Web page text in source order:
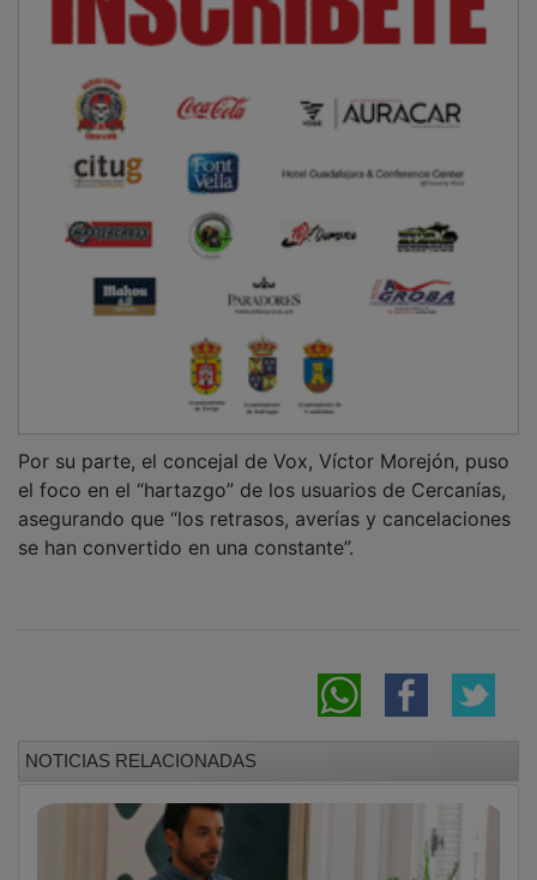
el foco en el “hartazgo” de los usuarios de Cercanías,
asegurando que “los retrasos, averías y cancelaciones
se han convertido en una constante”.